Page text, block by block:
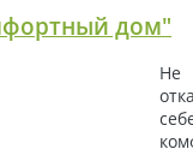
дом"
Не